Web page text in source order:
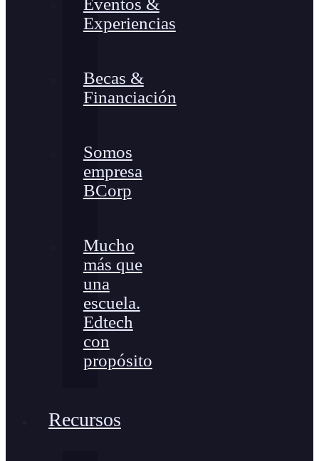
Eventos &
Experiencias
Becas &
Financiación
Somos
empresa
BCorp
Mucho
más que
una
escuela.
Edtech
con
propósito
Recursos